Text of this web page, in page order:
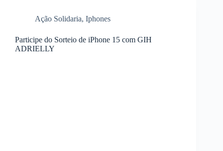
Ação Solidaria, Iphones
Participe do Sorteio de iPhone 15 com GIH
ADRIELLY